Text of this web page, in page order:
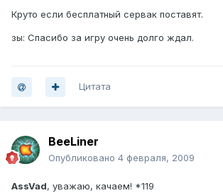
Круто если бесплатный сервак поставят.
зы: Спасибо за игру очень долго ждал.
Цитата
BeeLiner
Опубликовано 4 февраля, 2009
AssVad, уважаю, качаем! *119